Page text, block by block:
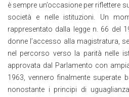
è sempre un’occasione per riflettere
società e nelle istituzioni. Un
rappresentato dalla legge n. 66 del
donne l’accesso alla magistratura,
nel percorso verso la parità nelle
approvata dal Parlamento con
1963, vennero finalmente superate
nonostante i principi di